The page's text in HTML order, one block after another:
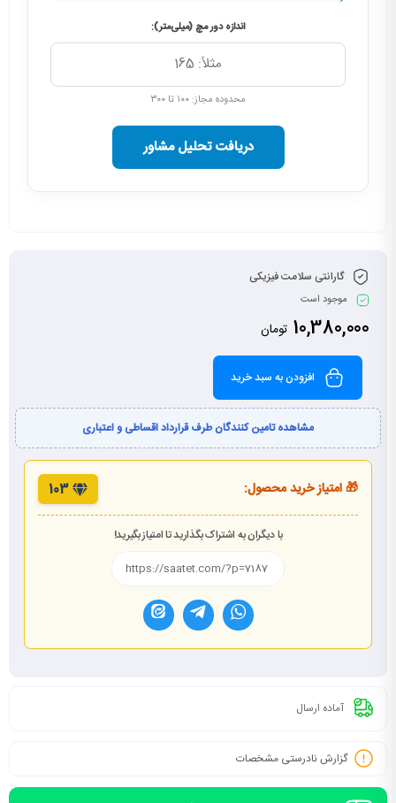
اندازه دور مچ (میلی‌متر):
محدوده مجاز: ۱۰۰ تا ۳۰۰
دریافت تحلیل مشاور
گارانتی سلامت فیزیکی
موجود است
10,380,000 تومان
افزودن به سبد خرید
مشاهده تامین کنندگان طرف قرارداد اقساطی و اعتباری
🎁 امتیاز خرید محصول: 103
با دیگران به اشتراک بگذارید تا امتیاز بگیرید!
آماده ارسال
گزارش نادرستی مشخصات